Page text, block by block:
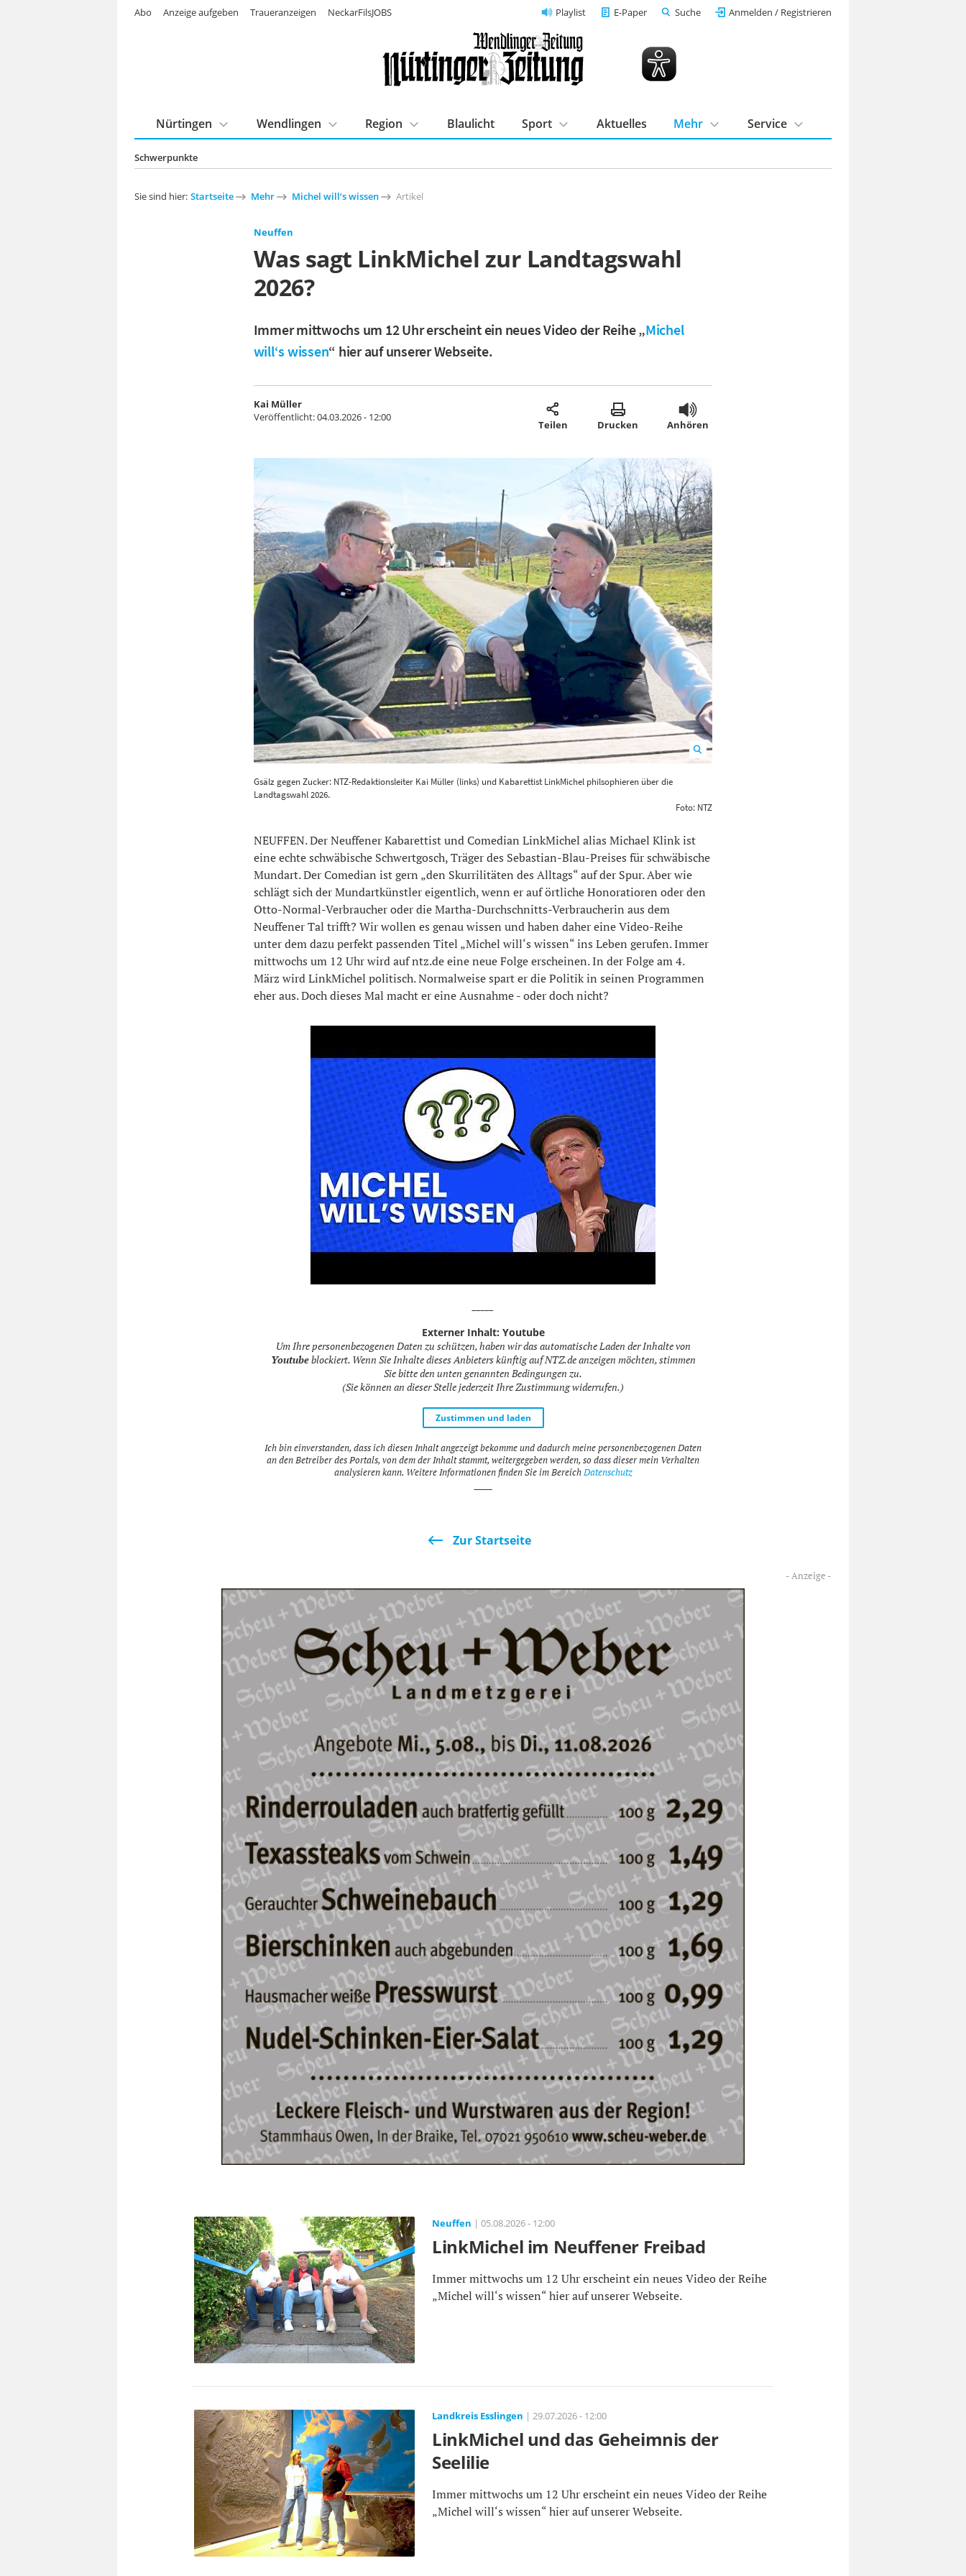
Playlist E-Paper Suche Anmelden / Registrieren
Schwerpunkte
Nürtingen Wendlingen Region Blaulicht Sport Aktuelles Mehr Service
Abo Anzeige aufgeben Traueranzeigen NeckarFilsJOBS
Sie sind hier: Startseite Mehr Michel will‘s wissen Artikel
Neuffen
Was sagt LinkMichel zur Landtagswahl
2026?
Immer mittwochs um 12 Uhr erscheint ein neues Video der Reihe „Michel
will‘s wissen“ hier auf unserer Webseite.
Kai Müller
Veröffentlicht:04.03.2026 - 12:00
Teilen Drucken Anhören
philsophieren über die Landtagswahl 2026. Foto: NTZ1200800
Gsälz gegen Zucker: NTZ-Redaktionsleiter Kai Müller (links) und Kabarettist LinkMichel philsophieren über die
Landtagswahl 2026.
Foto: NTZ
NEUFFEN. Der Neuffener Kabarettist und Comedian LinkMichel alias Michael Klink ist
eine echte schwäbische Schwertgosch, Träger des Sebastian-Blau-Preises für schwäbische
Mundart. Der Comedian ist gern „den Skurrilitäten des Alltags“ auf der Spur. Aber wie
schlägt sich der Mundartkünstler eigentlich, wenn er auf örtliche Honoratioren oder den
Otto-Normal-Verbraucher oder die Martha-Durchschnitts-Verbraucherin aus dem
Neuffener Tal trifft? Wir wollen es genau wissen und haben daher eine Video-Reihe
unter dem dazu perfekt passenden Titel „Michel will‘s wissen“ ins Leben gerufen. Immer
mittwochs um 12 Uhr wird auf ntz.de eine neue Folge erscheinen. In der Folge am 4.
März wird LinkMichel politisch. Normalweise spart er die Politik in seinen Programmen
eher aus. Doch dieses Mal macht er eine Ausnahme - oder doch nicht?
Externer Inhalt: Youtube
Um Ihre personenbezogenen Daten zu schützen, haben wir das automatische Laden der Inhalte von
Youtubeblockiert. Wenn Sie Inhalte dieses Anbieters künftig auf NTZ.de anzeigen möchten, stimmen
Sie bitte den unten genannten Bedingungen zu.
(Sie können an dieser Stelle jederzeit Ihre Zustimmung widerrufen.)
Zustimmen und laden
Ich bin einverstanden, dass ich diesen Inhalt angezeigt bekomme und dadurch meine personenbezogenen Daten
an den Betreiber des Portals, von dem der Inhalt stammt, weitergegeben werden, so dass dieser mein Verhalten
analysieren kann. Weitere Informationen finden Sie im BereichDatenschutz
Zur Startseite
Neuffen | 05.08.2026 - 12:00
LinkMichel im Neuffener Freibad
Immer mittwochs um 12 Uhr erscheint ein neues Video der Reihe
„Michel will‘s wissen“ hier auf unserer Webseite.
Landkreis Esslingen | 29.07.2026 - 12:00
LinkMichel und das Geheimnis der
Seelilie
Immer mittwochs um 12 Uhr erscheint ein neues Video der Reihe
„Michel will‘s wissen“ hier auf unserer Webseite.